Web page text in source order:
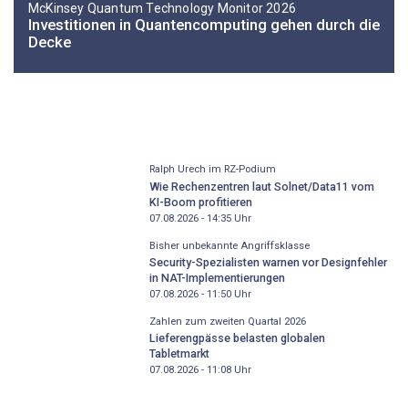
McKinsey Quantum Technology Monitor 2026
Investitionen in Quantencomputing gehen durch die
Decke
Ralph Urech im RZ-Podium
Wie Rechenzentren laut Solnet/Data11 vom
KI-Boom profitieren
07.08.2026 - 14:35Uhr
Bisher unbekannte Angriffsklasse
Security-Spezialisten warnen vor Designfehler
in NAT-Implementierungen
07.08.2026 - 11:50Uhr
Zahlen zum zweiten Quartal 2026
Lieferengpässe belasten globalen
Tabletmarkt
07.08.2026 - 11:08Uhr